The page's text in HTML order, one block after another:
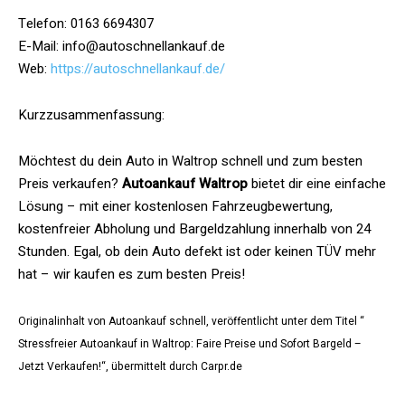
Telefon: 0163 6694307
E-Mail: info@autoschnellankauf.de
Web: https://autoschnellankauf.de/
Kurzzusammenfassung:
Möchtest du dein Auto in Waltrop schnell und zum besten
Preis verkaufen? Autoankauf Waltropbietet dir eine einfache
Lösung – mit einer kostenlosen Fahrzeugbewertung,
kostenfreier Abholung und Bargeldzahlung innerhalb von 24
Stunden. Egal, ob dein Auto defekt ist oder keinen TÜV mehr
hat – wir kaufen es zum besten Preis!
Originalinhalt von Autoankauf schnell, veröffentlicht unter dem Titel “
Stressfreier Autoankauf in Waltrop: Faire Preise und Sofort Bargeld –
Jetzt Verkaufen!“, übermittelt durch Carpr.de